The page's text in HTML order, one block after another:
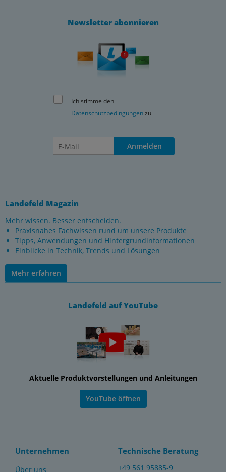
Newsletter abonnieren
Ich stimme den
Datenschutzbedingungenzu
Anmelden
Landefeld Magazin
Mehr wissen. Besser entscheiden.
Praxisnahes Fachwissen rund um unsere Produkte
Tipps, Anwendungen und Hintergrundinformationen
Einblicke in Technik, Trends und Lösungen
Mehr erfahren
Landefeld auf YouTube
Aktuelle Produktvorstellungen und Anleitungen
YouTube öffnen
Unternehmen
Über uns
Technische Beratung
+49 561 95885-9